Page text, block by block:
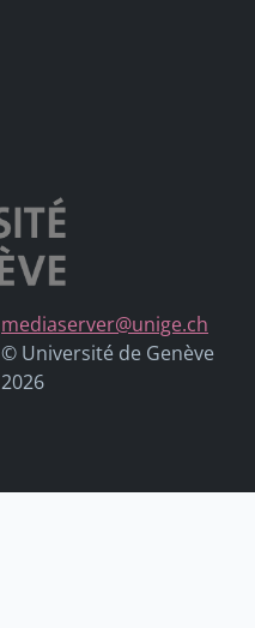
mediaserver@unige.ch
© Université de Genève
2026